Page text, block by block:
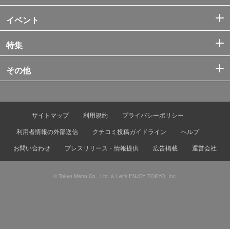
イベント
特集
その他
サイトマップ 利用規約
プライバシーポリシー
利用者情報の外部送信
クチコミ投稿ガイドライン
ヘルプ
お問い合わせ
プレスリリース・情報提供 広告掲載 運営会社
© Tokyo Metro Co., Ltd. & Let’s ENJOY TOKYO, Inc.